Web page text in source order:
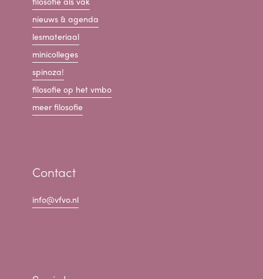
nieuws & agenda
lesmateriaal
minicolleges
spinoza!
filosofie op het vmbo
meer filosofie
Contact
info@vfvo.nl